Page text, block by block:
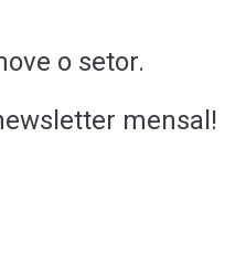
o setor.
mensal!